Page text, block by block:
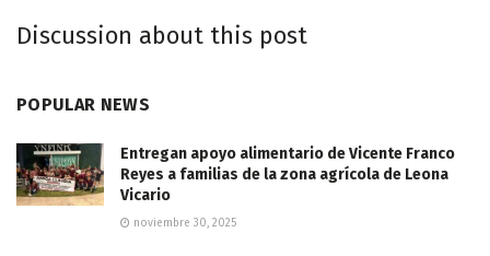
Discussion about this post
POPULAR NEWS
Entregan apoyo alimentario de Vicente Franco
Reyes a familias de la zona agrícola de Leona
Vicario
noviembre 30, 2025